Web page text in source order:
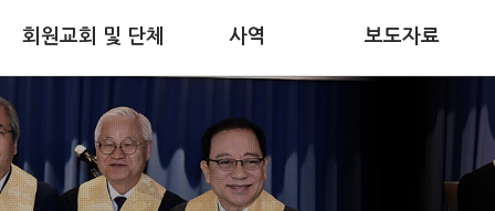
회원교회 및 단체 사역 보도자료